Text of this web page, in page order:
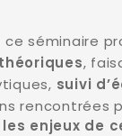
séminaire
,
suivi
rencontrées
les enjeux de